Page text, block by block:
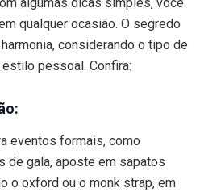
qualquer ocasião. O segredo
considerando o tipo de
pessoal. Confira:
eventos formais, como
de gala, aposte em sapatos
o oxford ou o monk strap, em